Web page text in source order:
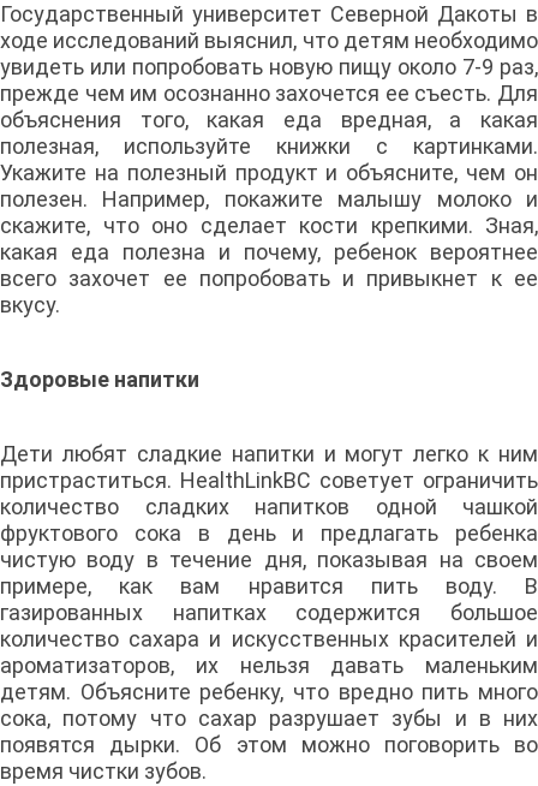
Государственный университет Северной Дакоты в
ходе исследований выяснил, что детям необходимо
увидеть или попробовать новую пищу около 7-9 раз,
прежде чем им осознанно захочется ее съесть. Для
объяснения того, какая еда вредная, а какая
полезная, используйте книжки с картинками.
Укажите на полезный продукт и объясните, чем он
полезен. Например, покажите малышу молоко и
скажите, что оно сделает кости крепкими. Зная,
какая еда полезна и почему, ребенок вероятнее
всего захочет ее попробовать и привыкнет к ее
вкусу.
Здоровые напитки
Дети любят сладкие напитки и могут легко к ним
пристраститься. HealthLinkBC советует ограничить
количество сладких напитков одной чашкой
фруктового сока в день и предлагать ребенка
чистую воду в течение дня, показывая на своем
примере, как вам нравится пить воду. В
газированных напитках содержится большое
количество сахара и искусственных красителей и
ароматизаторов, их нельзя давать маленьким
детям. Объясните ребенку, что вредно пить много
сока, потому что сахар разрушает зубы и в них
появятся дырки. Об этом можно поговорить во
время чистки зубов.